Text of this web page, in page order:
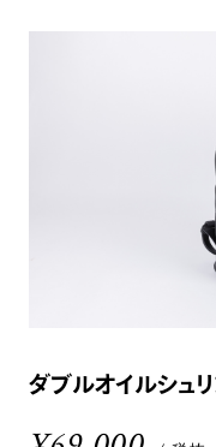
ダブルオイルシュ